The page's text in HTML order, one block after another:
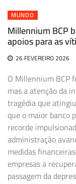
MUNDO
Millennium BCP
apoios para as
26 FEVEREIRO 2026
O Millennium BCP
mas a atenção da
tragédia que
que o maior banco
recorde
administração
medidas
empresas a
passagem da